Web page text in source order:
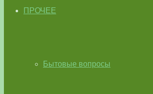
ПРОЧЕЕ
Бытовые вопросы